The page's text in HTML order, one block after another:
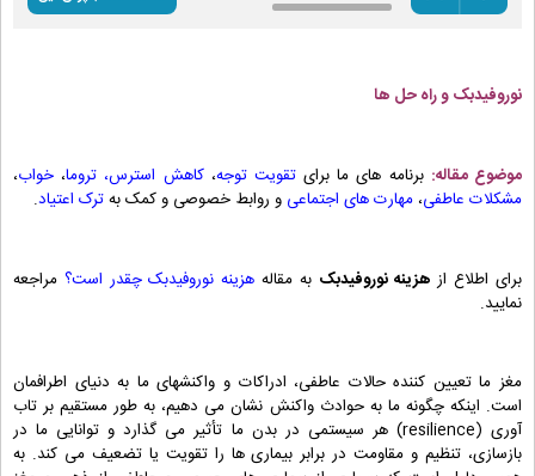
نوروفیدبک و راه حل ها
موضوع مقاله: برنامه های ما برایتقویت توجه،کاهش استرس، تروما، خواب،
مشکلات عاطفی، مهارت های اجتماعی و روابط خصوصی و کمک بهترک اعتیاد.
برای اطلاع از هزینه نوروفیدبک به مقاله هزینه نوروفیدبک چقدر است؟ مراجعه
نمایید.
مغز ما تعیین کننده حالات عاطفی، ادراکات و واکنشهای ما به دنیای اطرافمان
است. اینکه چگونه ما به حوادث واکنش نشان می دهیم، به طور مستقیم بر تاب
آوری (resilience) هر سیستمی در بدن ما تأثیر می گذارد و توانایی ما در
بازسازی، تنظیم و مقاومت در برابر بیماری ها را تقویت یا تضعیف می کند. به